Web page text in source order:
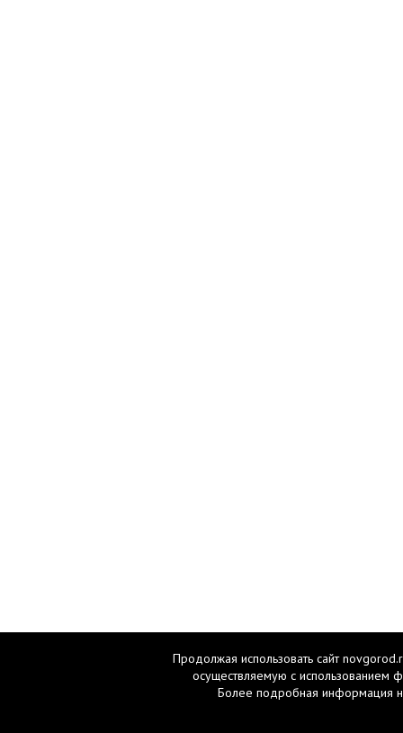
Продолжая использовать сайт
осуществляемую с использованием
Более подробная информация